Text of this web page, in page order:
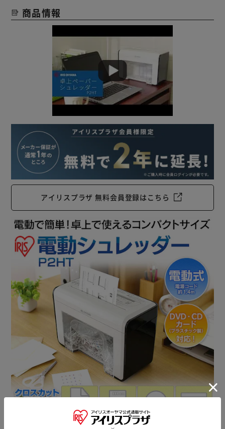
商品情報
アイリスプラザ 無料会員登録はこちら